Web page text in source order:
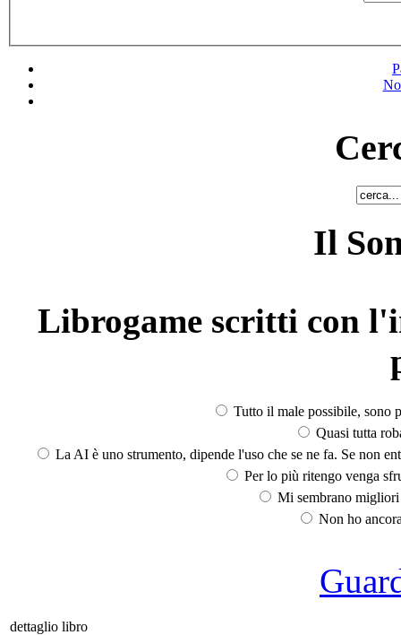
Il
Librogame scritti con
Tutto il male possibile, sono
Quasi tutta
La AI è uno strumento, dipende l'uso che se ne fa. Se non
Per lo più ritengo venga
Mi sembrano
Non ho
dettaglio libro